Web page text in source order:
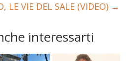
LE VIE DEL SALE (VIDEO) →
interessarti